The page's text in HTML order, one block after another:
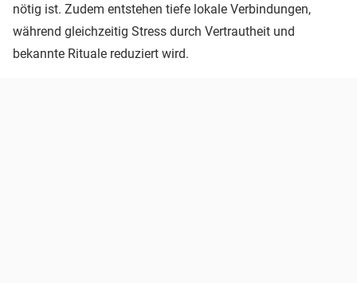
nötig ist. Zudem entstehen tiefe lokale Verbindungen,
während gleichzeitig Stress durch Vertrautheit und
bekannte Rituale reduziert wird.